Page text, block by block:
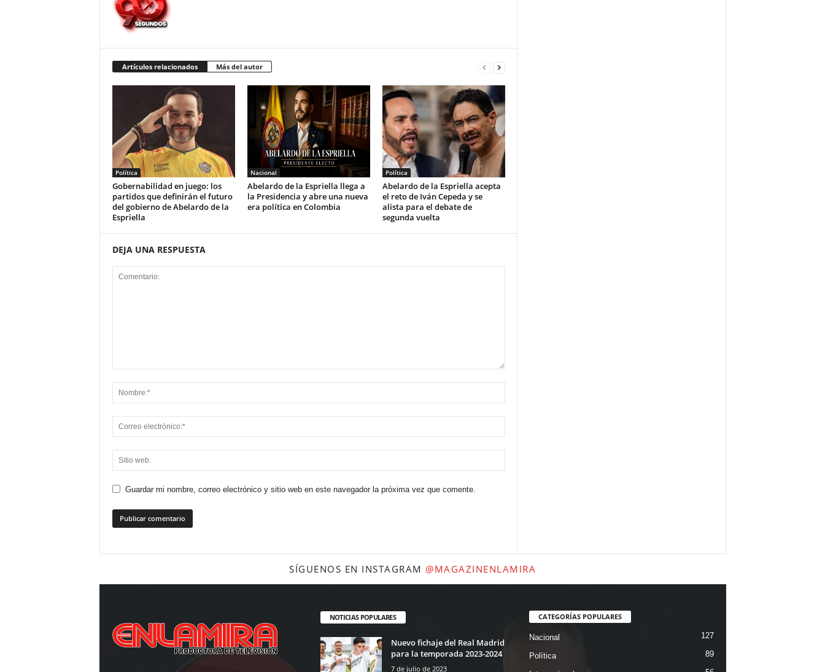
Artículos relacionados Más del autor
Política
Gobernabilidad en juego: los
partidos que definirán el futuro
del gobierno de Abelardo de la
Espriella
Nacional
Abelardo de la Espriella llega a
la Presidencia y abre una nueva
era política en Colombia
Política
Abelardo de la Espriella acepta
el reto de Iván Cepeda y se
alista para el debate de
segunda vuelta
DEJA UNA RESPUESTA
Guardar mi nombre, correo electrónico y sitio web en este navegador la próxima vez que comente.
SÍGUENOS EN INSTAGRAM @MAGAZINENLAMIRA
NOTICIAS POPULARES
Nuevo fichaje del Real Madrid
para la temporada 2023-2024
7 de julio de 2023
CATEGORÍAS POPULARES
Nacional 127
Política 89